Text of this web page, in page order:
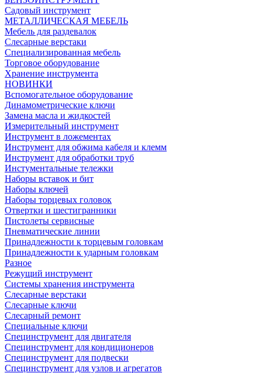
Садовый инструмент
МЕТАЛЛИЧЕСКАЯ МЕБЕЛЬ
Мебель для раздевалок
Слесарные верстаки
Специализированная мебель
Торговое оборудование
Хранение инструмента
НОВИНКИ
Вспомогательное оборудование
Динамометрические ключи
Замена масла и жидкостей
Измерительный инструмент
Инструмент в ложементах
Инструмент для обжима кабеля и клемм
Инструмент для обработки труб
Инстументальные тележки
Наборы вставок и бит
Наборы ключей
Наборы торцевых головок
Отвертки и шестигранники
Пистолеты сервисные
Пневматические линии
Принадлежности к торцевым головкам
Принадлежности к ударным головкам
Разное
Режущий инструмент
Системы хранения инструмента
Слесарные верстаки
Слесарные ключи
Слесарный ремонт
Специальные ключи
Специнструмент для двигателя
Специнструмент для кондиционеров
Специнструмент для подвески
Специнструмент для узлов и агрегатов